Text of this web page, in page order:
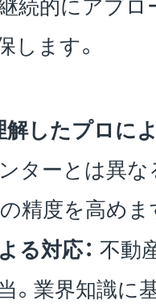
します。
解したプロに
ターとは異な
精度を高めま
る対応： 不動
。業界知識に